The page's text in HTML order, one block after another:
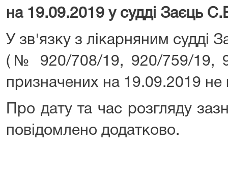
на 19.09.2019 у судді Заєць
У зв'язку з лікарняним судді
(№ 920/708/19, 920/759/19,
призначених на 19.09.2019 не
Про дату та час розгляду
повідомлено додатково.